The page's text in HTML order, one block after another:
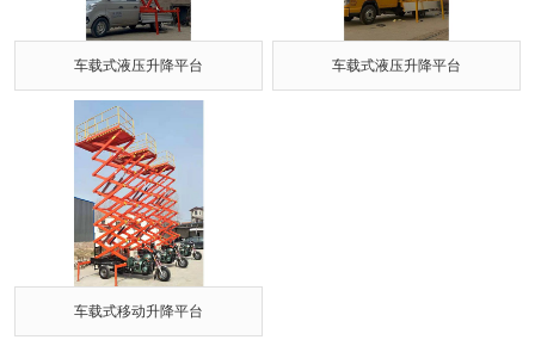
车载式液压升降平台 车载式液压升降平台
车载式移动升降平台